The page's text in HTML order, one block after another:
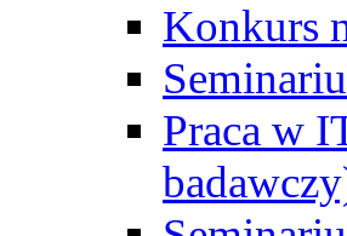
Konkurs
Praca w